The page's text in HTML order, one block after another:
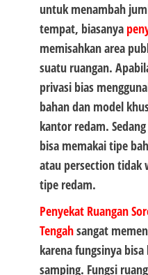
untuk menambah
tempat, biasanya
memisahkan area
suatu ruangan.
privasi bias
bahan dan model
kantor redam.
bisa memakai tipe
atau persection tidak
tipe redam.
Penyekat Ruangan
Tengahsangat
karena fungsinya
samping. Fungsi